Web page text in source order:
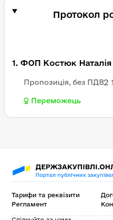
Протокол
1. ФОП Костюк
Пропозиція, без ПДВ2
Переможець
Тарифи та реквізити
Регламент